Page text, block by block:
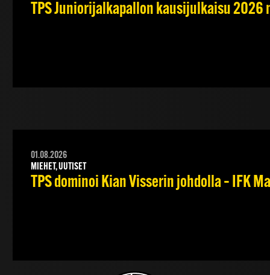
TPS Juniorijalkapallon kausijulkaisu 2026
01.08.2026
MIEHET, UUTISET
TPS dominoi Kian Visserin johdolla – IFK